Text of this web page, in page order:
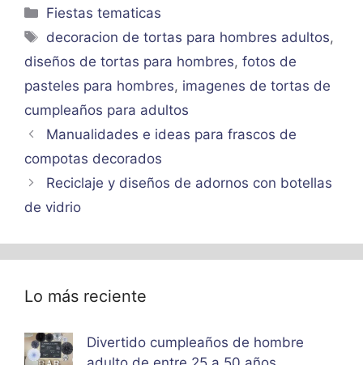
Categorías
Fiestas tematicas
Etiquetas
decoracion de tortas para hombres adultos,
diseños de tortas para hombres, fotos de
pasteles para hombres, imagenes de tortas de
cumpleaños para adultos
Manualidades e ideas para frascos de
compotas decorados
Reciclaje y diseños de adornos con botellas
de vidrio
Lo más reciente
Divertido cumpleaños de hombre